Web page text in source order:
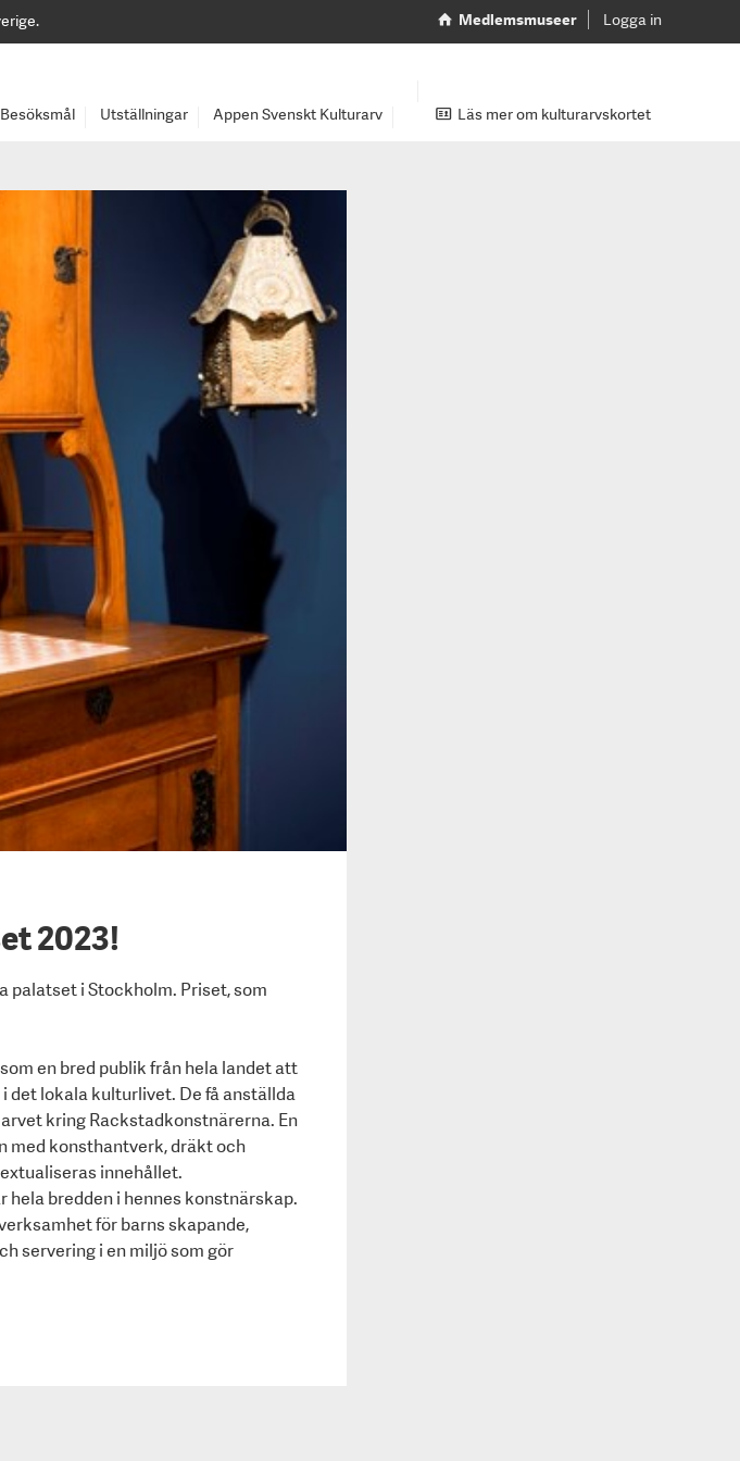
Medlemsmuseer Logga in
Besöksmål Utställningar Appen Svenskt Kulturarv Läs mer om kulturarvskortet
2023!
palatset i Stockholm. Priset, som
en bred publik från hela landet att
det lokala kulturlivet. De få anställda
kring Rackstadkonstnärerna. En
med konsthantverk, dräkt och
innehållet.
hela bredden i hennes konstnärskap.
för barns skapande,
servering i en miljö som gör